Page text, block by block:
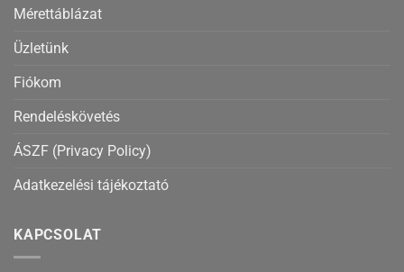
Mérettáblázat
Üzletünk
Fiókom
Rendeléskövetés
ÁSZF (Privacy Policy)
Adatkezelési tájékoztató
KAPCSOLAT